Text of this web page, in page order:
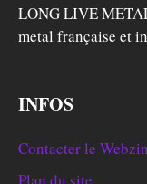
LONG LIVE
metal française et
INFOS
Contacter le